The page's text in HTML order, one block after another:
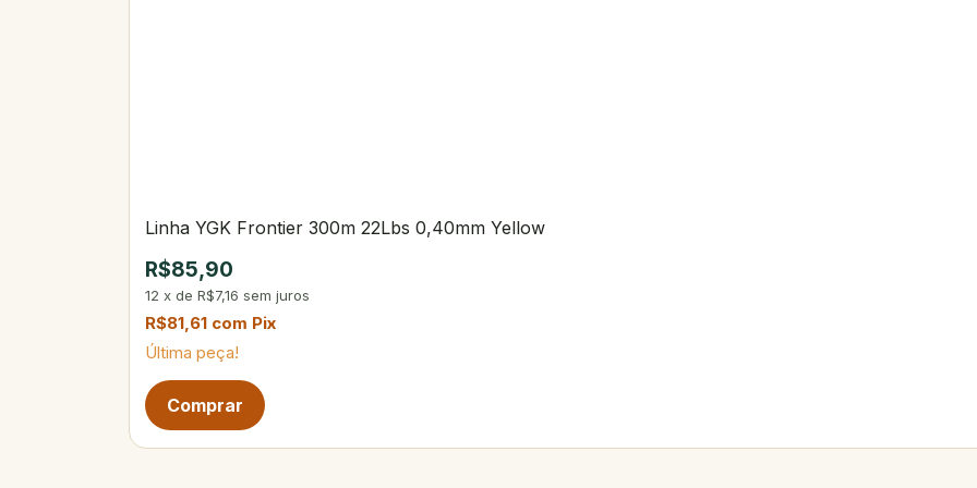
Linha YGK Frontier 300m 22Lbs 0,40mm Yellow
R$85,90
12 x de R$7,16 sem juros
R$81,61 com Pix
Última peça!